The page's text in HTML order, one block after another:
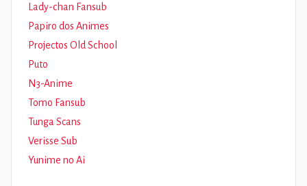
Lady-chan Fansub
Papiro dos Animes
Projectos Old School
Puto
N3-Anime
Tomo Fansub
Tunga Scans
Verisse Sub
Yunime no Ai